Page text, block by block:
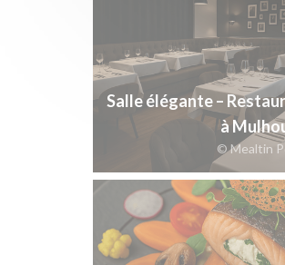
Salle élégante –
à
© Mealtin